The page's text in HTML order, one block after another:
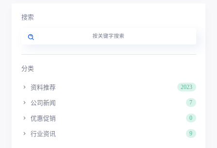
搜索
分类
资料推荐 2023
公司新闻 7
优惠促销 0
行业资讯 9